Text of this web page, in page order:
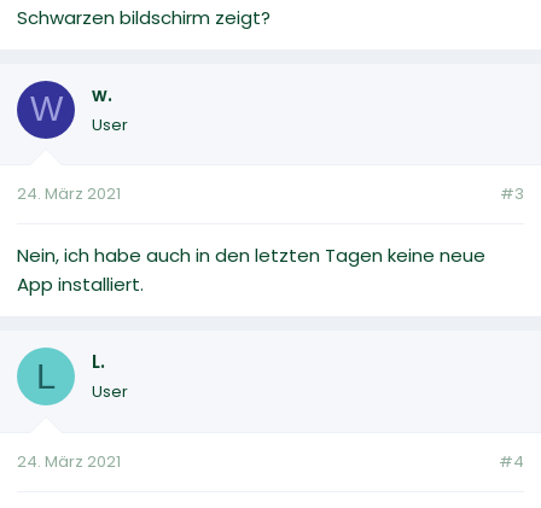
Schwarzen bildschirm zeigt?
W w.
User
24. März 2021 #3
Nein, ich habe auch in den letzten Tagen keine neue
App installiert.
L L.
User
24. März 2021 #4